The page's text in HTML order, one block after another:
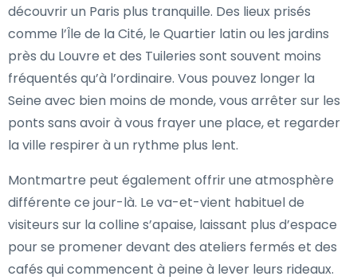
découvrir un Paris plus tranquille. Des lieux prisés
comme l’Île de la Cité, le Quartier latin ou les jardins
près du Louvre et des Tuileries sont souvent moins
fréquentés qu’à l’ordinaire. Vous pouvez longer la
Seine avec bien moins de monde, vous arrêter sur les
ponts sans avoir à vous frayer une place, et regarder
la ville respirer à un rythme plus lent.
Montmartre peut également offrir une atmosphère
différente ce jour-là. Le va-et-vient habituel de
visiteurs sur la colline s’apaise, laissant plus d’espace
pour se promener devant des ateliers fermés et des
cafés qui commencent à peine à lever leurs rideaux.